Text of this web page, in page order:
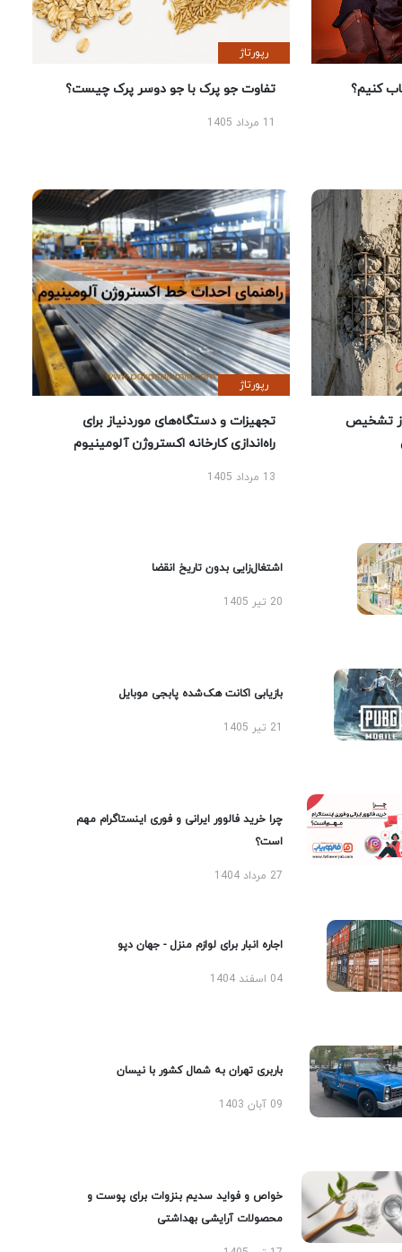
کنیم؟
رپورتاژ
تفاوت جو پرک با جو دوسر پرک چیست؟
تشخیص
رپورتاژ
تجهیزات و دستگاه‌های موردنیاز برای
راه‌اندازی کارخانه اکستروژن آلومینیوم
13 مرداد 1405
اشتغال‌زایی بدون تاریخ انقضا
20 تیر 1405
بازیابی اکانت هک‌شده پابجی موبایل
چرا خرید فالوور ایرانی و فوری اینستاگرام مهم
است؟
27 مرداد 1404
اجاره انبار برای لوازم منزل - جهان دپو
04 اسفند 1404
باربری تهران به شمال کشور با نیسان
09 آبان 1403
خواص و فواید سدیم بنزوات برای پوست و
محصولات آرایشی بهداشتی